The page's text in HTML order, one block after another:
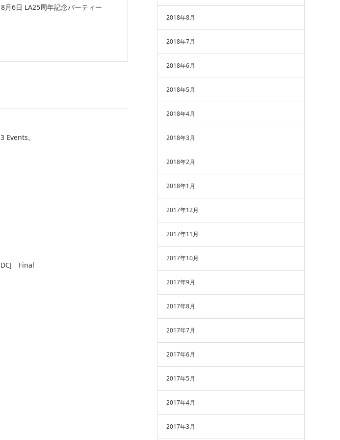
8月6日 LA25周年記念パーティー
3 Events。
DCJ Final
2018年8月
2018年7月
2018年6月
2018年5月
2018年4月
2018年3月
2018年2月
2018年1月
2017年12月
2017年11月
2017年10月
2017年9月
2017年8月
2017年7月
2017年6月
2017年5月
2017年4月
2017年3月